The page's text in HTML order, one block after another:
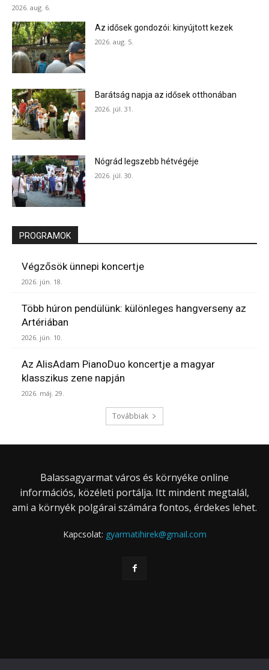
2026. aug. 6.
Az idősek gondozói: kinyújtott kezek
2026. aug. 5.
Barátság napja az idősek otthonában
2026. júl. 31.
Nógrád legszebb hétvégéje
2026. júl. 30.
PROGRAMOK
Végzősök ünnepi koncertje
2026. jún. 18.
Több húron pendülünk: különleges hangverseny az
Artériában
2026. jún. 10.
Az AlisAdam PianoDuo koncertje a magyar
klasszikus zene napján
2026. máj. 29.
Továbbiak
Balassagyarmat város és környéke online
információs, közéleti portálja. Itt mindent megtalál,
ami a környék polgárai számára fontos, érdekes lehet.
Kapcsolat: gyarmatihirek@gmail.com